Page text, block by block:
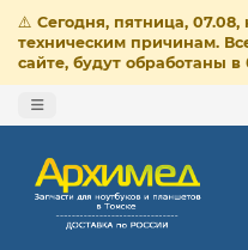
⚠️ Сегодня, пятница,
техническим причинам.
сайте, будут обработаны